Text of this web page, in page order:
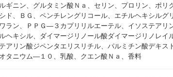
ギニン、グルタミン酸Ｎａ、セリン、プロリン、ポ
ド、ＢＧ、ペンチレングリコール、エチルヘキシルグ
ラン、ＰＰＧ―３カプリリルエーテル、イソステアリ
ヘキシル、ダイマージリノール酸ダイマージリノレイ
アリン酸ジペンタエリスリチル、パルミチン酸デキス
タニウム―１０、乳酸、クエン酸Ｎａ、香料